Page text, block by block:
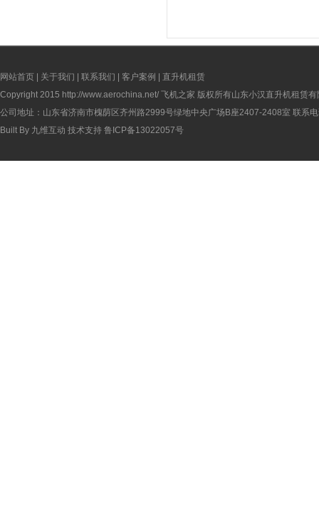
网站首页 关于我们 联系我们 客户案例
直升机租赁
Copyright 2015 http://www.aerochina.net/ 飞机之家 版权所有山东小汉直升机租赁有
公司地址：山东省济南市槐荫区齐州路2999号绿地中央广场B座2407-2408室 联系
Built By 九维互动 技术支持 鲁ICP备13022057号